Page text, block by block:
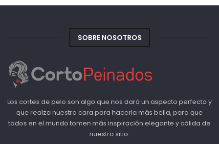
SOBRE NOSOTROS
Los cortes de pelo son algo que nos dará un aspecto perfecto y
que realza nuestra cara para hacerla más bella, para que
todos en el mundo tomen más inspiración elegante y cálida de
nuestro sitio.